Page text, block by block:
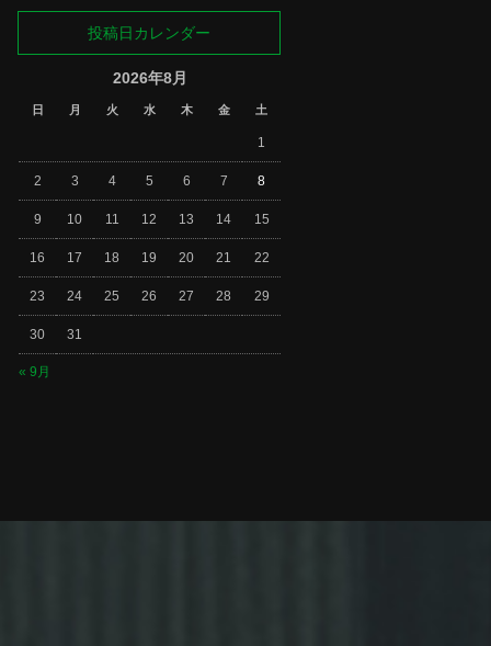
投稿日カレンダー
2026年8月
日 月 火 水 木 金 土
« 9月
1
2 3 4 5 6 7 8
9 10 11 12 13 14 15
16 17 18 19 20 21 22
23 24 25 26 27 28 29
30 31